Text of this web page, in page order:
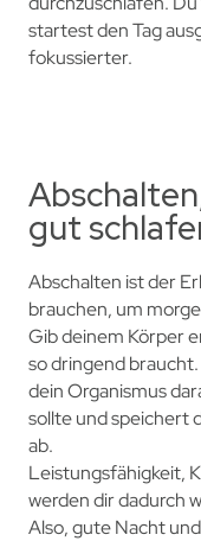
startest den Tag
fokussierter.
gut
Abschalten ist der
brauchen, um
Gib deinem Körper
so dringend
dein Organismus
sollte und speichert
ab.
Leistungsfähigkeit,
werden dir dadurch
Also, gute Nacht